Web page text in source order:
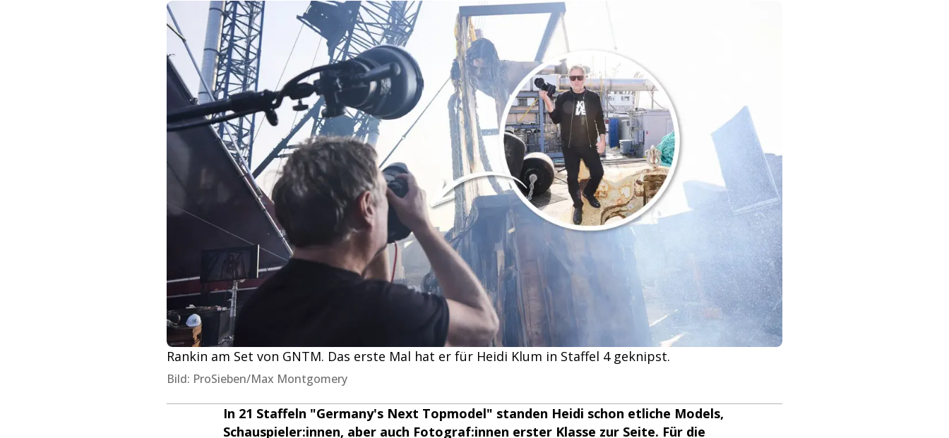
Rankin am Set von GNTM. Das erste Mal hat er für Heidi Klum in Staffel 4 geknipst.
Bild: ProSieben/Max Montgomery
In 21 Staffeln "Germany's Next Topmodel" standen Heidi schon etliche Models,
Schauspieler:innen, aber auch Fotograf:innen erster Klasse zur Seite. Für die